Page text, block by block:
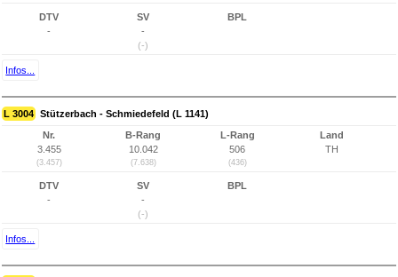
DTV
-
SV
-
(-)
BPL
Infos...
L 3004 Stützerbach - Schmiedefeld (L 1141)
Nr.
3.455
(3.457)
B-Rang
10.042
(7.638)
L-Rang
506
(436)
Land
TH
DTV
-
SV
-
(-)
BPL
Infos...